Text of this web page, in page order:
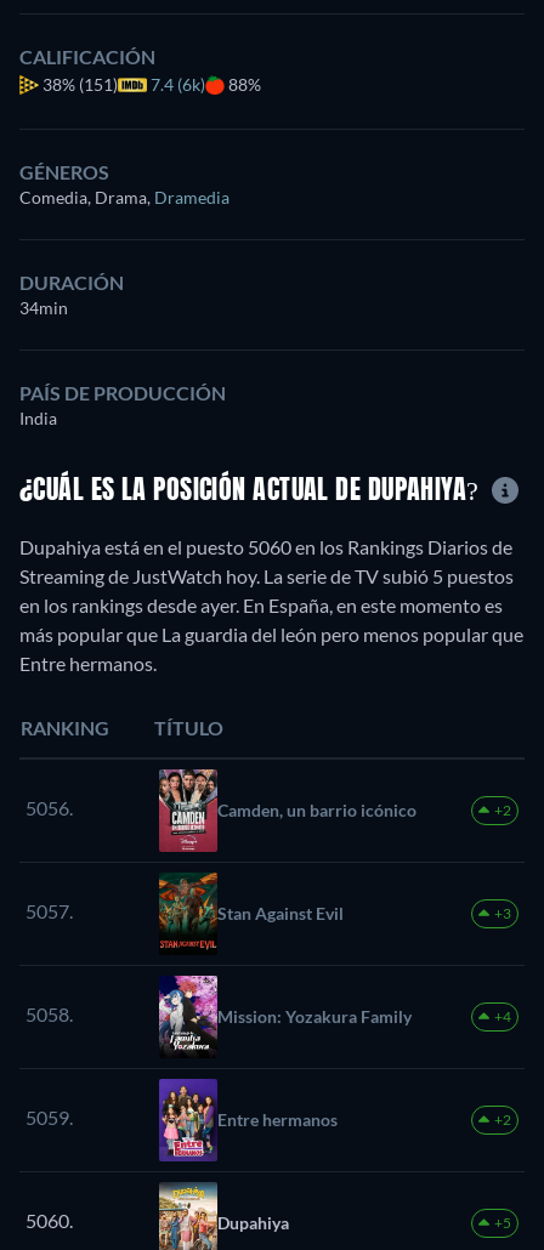
CALIFICACIÓN
38% (151) 7.4 (6k) 88%
GÉNEROS
Comedia, Drama, Dramedia
DURACIÓN
34min
PAÍS DE PRODUCCIÓN
India
¿CUÁL ES LA POSICIÓN ACTUAL DE DUPAHIYA?
Dupahiya está en el puesto 5060 en los Rankings Diarios de
Streaming de JustWatch hoy. La serie de TV subió 5 puestos
en los rankings desde ayer. En España, en este momento es
más popular que La guardia del león pero menos popular que
Entre hermanos.
RANKING TÍTULO
5056. Camden, un barrio icónico +2
5057. Stan Against Evil +3
5058. Mission: Yozakura Family +4
5059. Entre hermanos +2
5060. Dupahiya +5